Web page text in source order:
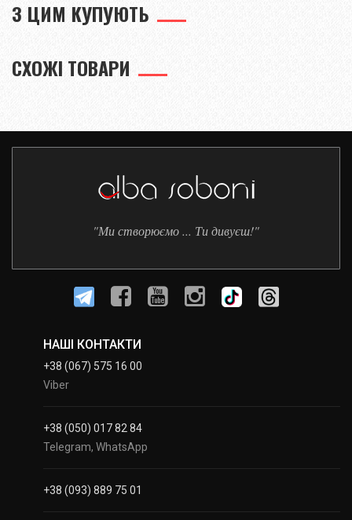
З ЦИМ КУПУЮТЬ
СХОЖІ ТОВАРИ
"Ми створюємо ... Ти дивуєш!"
НАШІ КОНТАКТИ
+38 (067) 575 16 00
Viber
+38 (050) 017 82 84
Telegram, WhatsApp
+38 (093) 889 75 01